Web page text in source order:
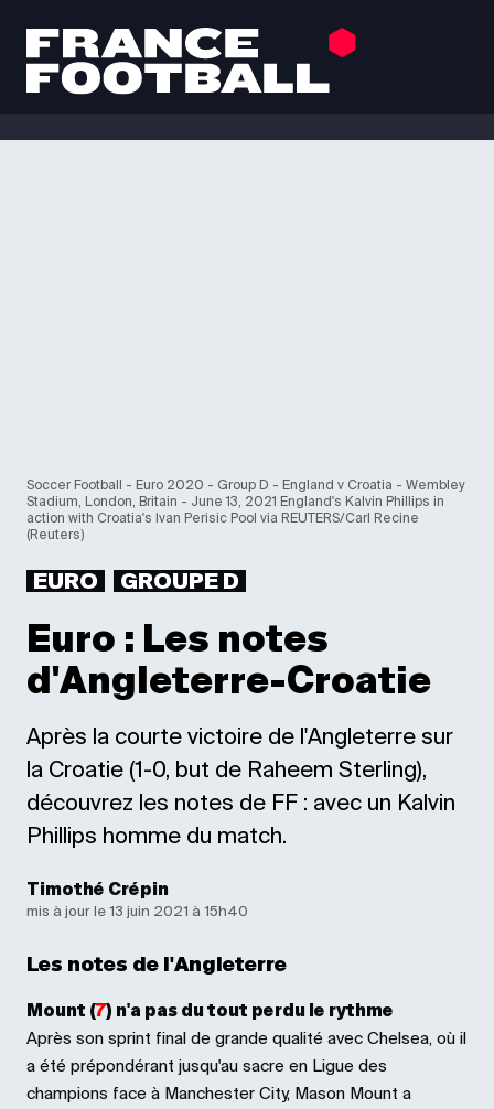
Soccer Football - Euro 2020 - Group D - England v Croatia - Wembley
Stadium, London, Britain - June 13, 2021 England's Kalvin Phillips in
action with Croatia's Ivan Perisic Pool via REUTERS/Carl Recine
(Reuters)
EURO GROUPE D
Euro : Les notes
d'Angleterre-Croatie
Après la courte victoire de l'Angleterre sur
la Croatie (1-0, but de Raheem Sterling),
découvrez les notes de FF : avec un Kalvin
Phillips homme du match.
Timothé Crépin
mis à jour le 13 juin 2021 à 15h40
Les notes de l'Angleterre
Mount (7) n'a pas du tout perdu le rythme
Après son sprint final de grande qualité avec Chelsea, où il
a été prépondérant jusqu'au sacre en Ligue des
champions face à Manchester City, Mason Mount a